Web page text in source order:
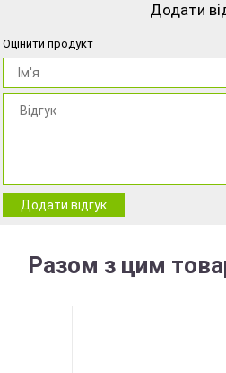
Додати
Оцінити продукт
Додати відгук
Разом з цим